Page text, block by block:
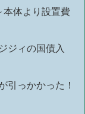
体より設置費
ジィの国債入
引っかかった！